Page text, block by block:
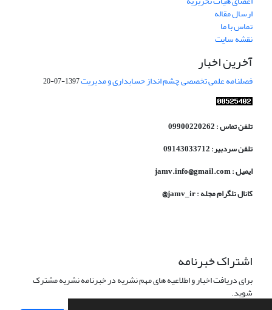
ارسال مقاله
تماس با ما
نقشه سایت
آخرین اخبار
فصلنامه علمی تخصصی چشم انداز حسابداری و مدیریت1397-07-20
تلفن تماس : 09900220262
تلفن سردبیر: 09143033712
ایمیل : jamv.info@gmail.com
کانال تلگرام مجله : jamv_ir@
اشتراک خبرنامه
برای دریافت اخبار و اطلاعیه های مهم نشریه در خبرنامه نشریه مشترک
شوید.